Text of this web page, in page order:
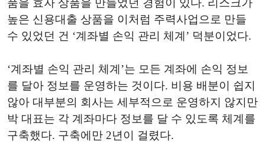
높은 신용대출 상품을 이처럼 주력사업으로 만들
수 있었던 건 ‘계좌별 손익 관리 체계’ 덕분이었다.
‘계좌별 손익 관리 체계’는 모든 계좌에 손익 정보
를 달아 정보를 운영하는 것이다. 비용 배분이 쉽지
않아 대부분의 회사는 세부적으로 운영하지 않지만
박 대표는 각 계좌마다 정보를 달 수 있도록 체계를
구축했다. 구축에만 2년이 걸렸다.